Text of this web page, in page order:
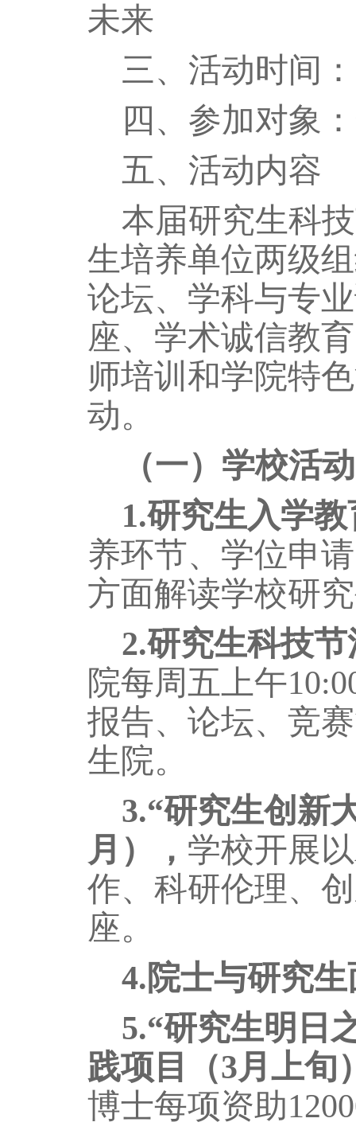
未来
三、活动时间：
四、参加对象：
五、活动内容
本届研究生科
生培养单位两级
论坛、学科与专
座、学术诚信教
师培训和学院特
动。
（一）学校活动
1.研究生入学
养环节、学位申
方面解读学校研
2.研究生科技节
院每周五上午
报告、论坛、竞
生院。
3.“研究生创新
月 ）， 学校开展以
作、科研伦理、
座。
4.院士与研究
5.“研究生明日
践项目（3月上旬
博士每项资助